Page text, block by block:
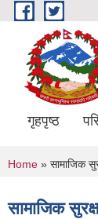
Skip to main content
गृहपृष्ठ
You are
Home » सामाजिक
सामाजिक